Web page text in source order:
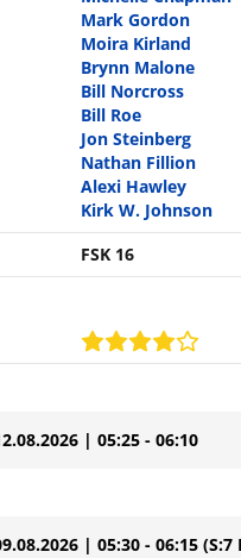
Mark Gordon
Moira Kirland
Brynn Malone
Bill Norcross
Bill Roe
Jon Steinberg
Nathan Fillion
Alexi Hawley
Kirk W. Johnson
FSK 16
| 05:25 - 06:10
| 05:30 - 06:15 (S:7